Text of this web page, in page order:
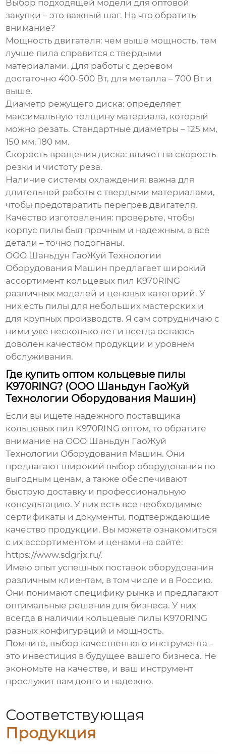
Выбор подходящей модели для оптовой
закупки – это важный шаг. На что обратить
внимание?
Мощность двигателя: чем выше мощность, тем
лучше пила справится с твердыми
материалами. Для работы с деревом
достаточно 400-500 Вт, для металла – 700 Вт и
выше.
Диаметр режущего диска: определяет
максимальную толщину материала, который
можно резать. Стандартные диаметры – 125 мм,
150 мм, 180 мм.
Скорость вращения диска: влияет на скорость
резки и чистоту реза.
Наличие системы охлаждения: важна для
длительной работы с твердыми материалами,
чтобы предотвратить перегрев двигателя.
Качество изготовления: проверьте, чтобы
корпус пилы был прочным и надежным, а все
детали – точно подогнаны.
ООО Шаньдун ГаоЖуй Технологии
Оборудования Машин предлагает широкий
ассортимент кольцевых пил K970RING
различных моделей и ценовых категорий. У
них есть пилы для небольших мастерских и
для крупных производств. Я сам сотрудничаю с
ними уже несколько лет и всегда остаюсь
доволен качеством продукции и уровнем
обслуживания.
Где купить оптом кольцевые пилы
K970RING? (ООО Шаньдун ГаоЖуй
Технологии Оборудования Машин)
Если вы ищете надежного поставщика
кольцевых пил K970RING оптом, то обратите
внимание на ООО Шаньдун ГаоЖуй
Технологии Оборудования Машин. Они
предлагают широкий выбор оборудования по
выгодным ценам, а также обеспечивают
быструю доставку и профессиональную
консультацию. У них есть все необходимые
сертификаты и документы, подтверждающие
качество продукции. Вы можете ознакомиться
с их ассортиментом и ценами на сайте:
https://www.sdgrjx.ru/.
Имею опыт успешных поставок оборудования
различным клиентам, в том числе и в Россию.
Они понимают специфику рынка и предлагают
оптимальные решения для бизнеса. У них
всегда в наличии кольцевые пилы K970RING
разных конфигураций и мощность.
Помните, выбор качественного инструмента –
это инвестиция в будущее вашего бизнеса. Не
экономьте на качестве, и ваш инструмент
прослужит вам долго и надежно.
Соответствующая
Продукция